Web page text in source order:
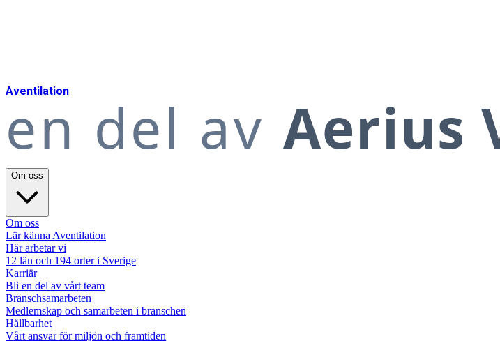
Aventilation
en del av Aerius
Om oss
Om oss
Lär känna Aventilation
Här arbetar vi
12 län och 194 orter i Sverige
Karriär
Bli en del av vårt team
Branschsamarbeten
Medlemskap och samarbeten i branschen
Hållbarhet
Vårt ansvar för miljön och framtiden